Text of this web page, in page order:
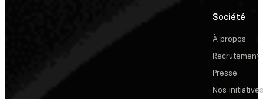
Société
À propos
Recrutement
Presse
Nos initiatives